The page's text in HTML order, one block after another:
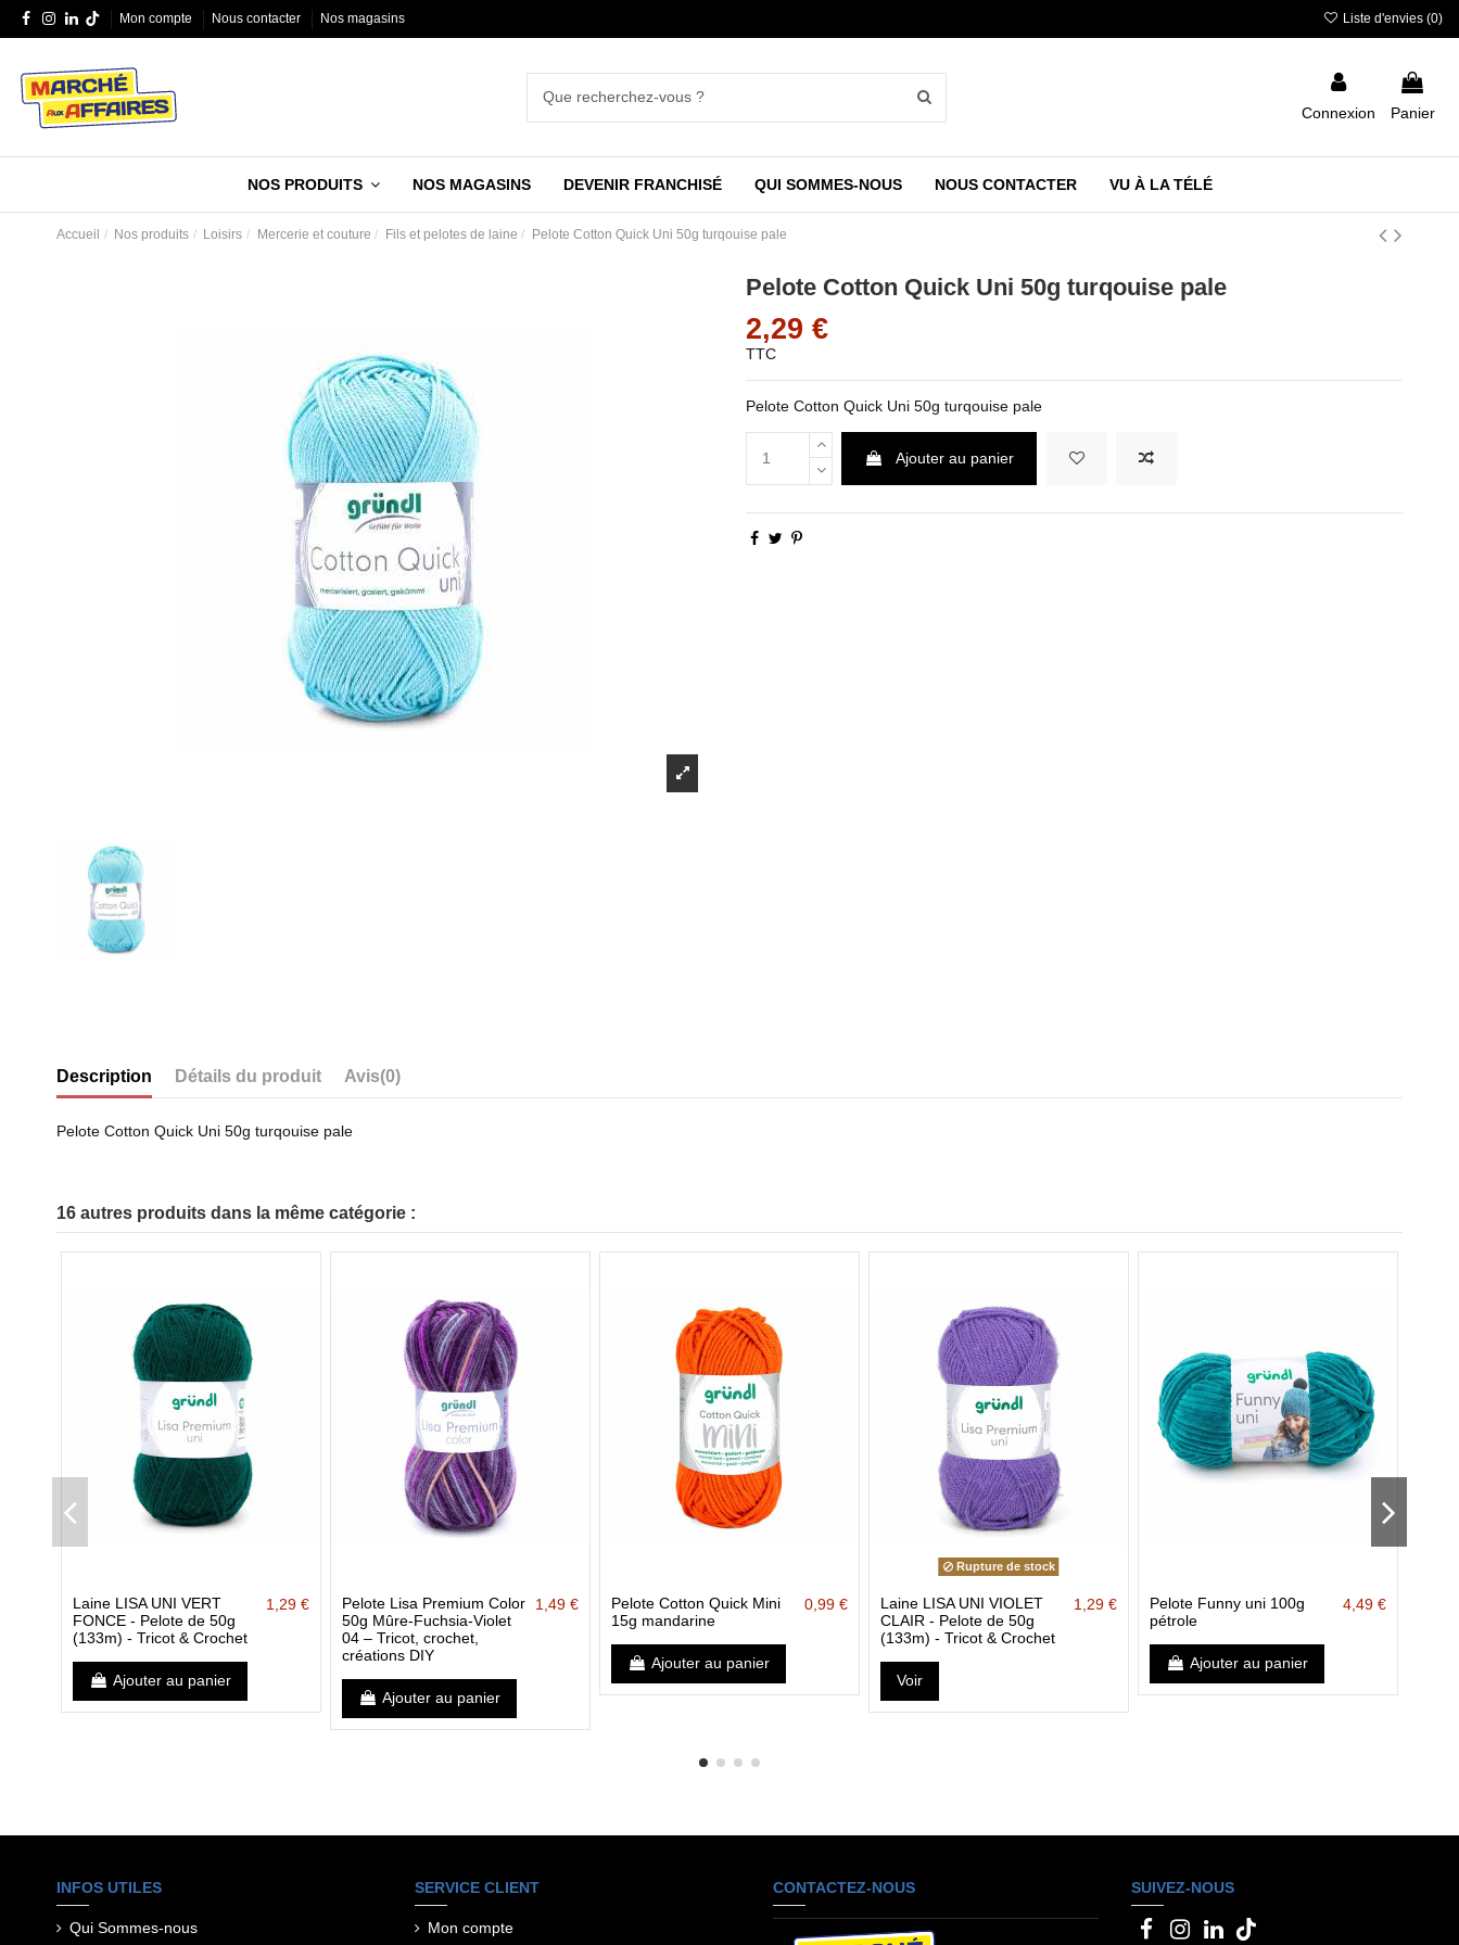
Mon compte Nous contacter Nos magasins Liste d'envies (0)
Connexion Panier
NOS PRODUITS NOS MAGASINS DEVENIR FRANCHISÉ QUI SOMMES-NOUS NOUS CONTACTER VU À LA TÉLÉ
Accueil Nos produits Loisirs Mercerie et couture Fils et pelotes de laine Pelote Cotton Quick Uni 50g turqouise pale
Pelote Cotton Quick Uni 50g turqouise pale
2,29 €
TTC
Pelote Cotton Quick Uni 50g turqouise pale
Ajouter au panier
Description Détails du produit Avis(0)
Pelote Cotton Quick Uni 50g turqouise pale
16 autres produits dans la même catégorie :
Laine LISA UNI VERT
FONCE - Pelote de 50g
(133m) - Tricot & Crochet
1,29 €
Ajouter au panier
Pelote Lisa Premium Color
50g Mûre-Fuchsia-Violet
04 – Tricot, crochet,
créations DIY
1,49 €
Ajouter au panier
Pelote Cotton Quick Mini
15g mandarine
0,99 €
Ajouter au panier
Rupture de stock
Laine LISA UNI VIOLET
CLAIR - Pelote de 50g
(133m) - Tricot & Crochet
1,29 €
Voir
Pelote Funny uni 100g
pétrole
4,49 €
Ajouter au panier
INFOS UTILES
Qui Sommes-nous
SERVICE CLIENT
Mon compte
CONTACTEZ-NOUS SUIVEZ-NOUS